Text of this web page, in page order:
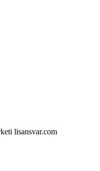
lisansvar.com